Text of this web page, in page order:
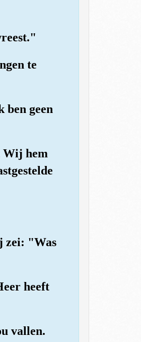
te
geen
Wij hem
zei: "Was
heeft
vallen.